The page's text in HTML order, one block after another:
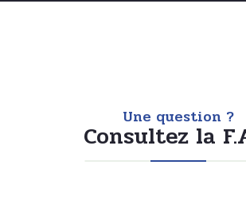
Une question ?
Consultez la